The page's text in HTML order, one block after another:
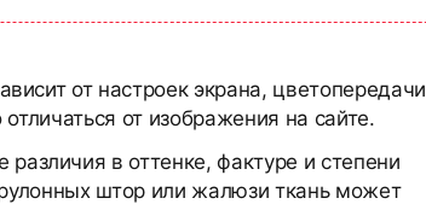
от настроек экрана, цветопередачи
от изображения на сайте.
в оттенке, фактуре и степени
штор или жалюзи ткань может